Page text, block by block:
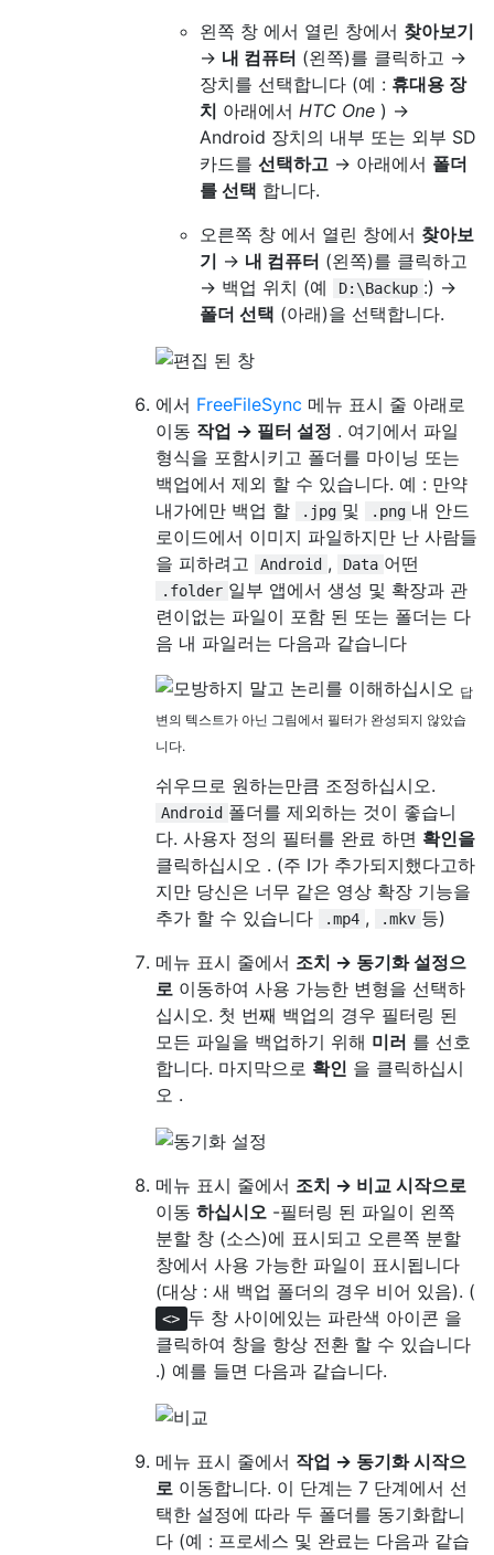
왼쪽 창 에서 열린 창에서 찾아보기
→ 내 컴퓨터 (왼쪽)를 클릭하고 →
장치를 선택합니다 (예 : 휴대용 장
치 아래에서 HTC One ) →
Android 장치의 내부 또는 외부 SD
카드를 선택하고 → 아래에서 폴더
를 선택 합니다.
오른쪽 창 에서 열린 창에서 찾아보
기 → 내 컴퓨터 (왼쪽)를 클릭하고
→ 백업 위치 (예
D:\Backup :) →
폴더 선택 (아래)을 선택합니다.
에서 FreeFileSync 메뉴 표시 줄 아래로
이동 작업 → 필터 설정 . 여기에서 파일
형식을 포함시키고 폴더를 마이닝 또는
백업에서 제외 할 수 있습니다. 예 : 만약
내가에만 백업 할
.jpg 및 .png 내 안드
로이드에서 이미지 파일하지만 난 사람들
을 피하려고
Android , Data 어떤
.folder 일부 앱에서 생성 및 확장과 관
련이없는 파일이 포함 된 또는 폴더는 다
음 내 파일러는 다음과 같습니다
답
변의 텍스트가 아닌 그림에서 필터가 완성되지 않았습
니다.
쉬우므로 원하는만큼 조정하십시오.
Android 폴더를 제외하는 것이 좋습니
다. 사용자 정의 필터를 완료 하면 확인을
클릭하십시오 . (주 I가 추가되지했다고하
지만 당신은 너무 같은 영상 확장 기능을
추가 할 수 있습니다
.mp4 , .mkv 등)
메뉴 표시 줄에서 조치 → 동기화 설정으
로 이동하여 사용 가능한 변형을 선택하
십시오. 첫 번째 백업의 경우 필터링 된
모든 파일을 백업하기 위해 미러 를 선호
합니다. 마지막으로 확인 을 클릭하십시
오 .
메뉴 표시 줄에서 조치 → 비교 시작으로
이동 하십시오 -필터링 된 파일이 왼쪽
분할 창 (소스)에 표시되고 오른쪽 분할
창에서 사용 가능한 파일이 표시됩니다
(대상 : 새 백업 폴더의 경우 비어 있음). (
<> 두 창 사이에있는 파란색 아이콘 을
클릭하여 창을 항상 전환 할 수 있습니다
.) 예를 들면 다음과 같습니다.
메뉴 표시 줄에서 작업 → 동기화 시작으
로 이동합니다. 이 단계는 7 단계에서 선
택한 설정에 따라 두 폴더를 동기화합니
다 (예 : 프로세스 및 완료는 다음과 같습